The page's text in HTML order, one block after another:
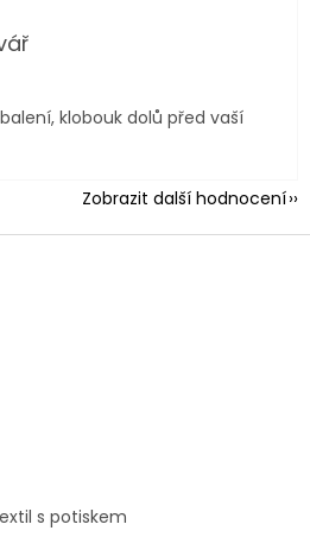
je 5 z 5 hvězdiček.
klobouk dolů před vaší
Zobrazit další hodnocení
s potiskem